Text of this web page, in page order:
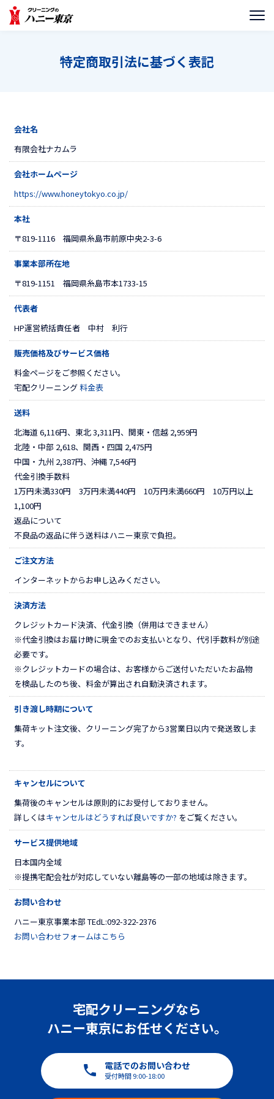
特定商取引法に基づく表記
会社名
有限会社ナカムラ
会社ホームページ
https://www.honeytokyo.co.jp/
本社
〒819-1116 福岡県糸島市前原中央2-3-6
事業本部所在地
〒819-1151 福岡県糸島市本1733-15
代表者
HP運営統括責任者 中村 利行
販売価格及びサービス価格
料金ページをご参照ください。
宅配クリーニング料金表
送料
北海道 6,116円、東北 3,311円、関東・信越 2,959円
北陸・中部 2,618、関西・四国 2,475円
中国・九州 2,387円、沖縄 7,546円
代金引換手数料
1万円未満330円 3万円未満440円 10万円未満660円 10万円以上
1,100円
返品について
不良品の返品に伴う送料はハニー東京で負担。
ご注文方法
インターネットからお申し込みください。
決済方法
クレジットカード決済、代金引換（併用はできません）
※代金引換はお届け時に現金でのお支払いとなり、代引手数料が別途
必要です。
※クレジットカードの場合は、お客様からご送付いただいたお品物
を検品したのち後、料金が算出され自動決済されます。
引き渡し時期について
集荷キット注文後、クリーニング完了から3営業日以内で発送致しま
す。
キャンセルについて
集荷後のキャンセルは原則的にお受付しておりません。
詳しくはキャンセルはどうすれば良いですか? をご覧ください。
サービス提供地域
日本国内全域
※提携宅配会社が対応していない離島等の一部の地域は除きます。
お問い合わせ
ハニー東京事業本部 TEdL:092-322-2376
お問い合わせフォームはこちら
宅配クリーニングなら
ハニー東京にお任せください。
電話でのお問い合わせ
受付時間 9:00-18:00